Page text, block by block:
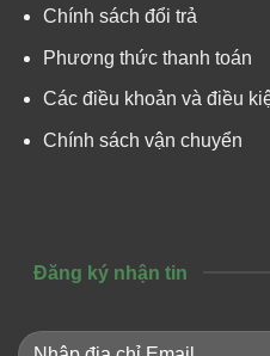
Chính sách đổi trả
Phương thức thanh toán
Các điều khoản và điều
Chính sách vận chuyển
Đăng ký nhận tin